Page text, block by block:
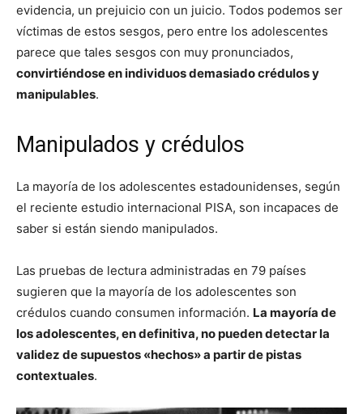
evidencia, un prejuicio con un juicio. Todos podemos ser
víctimas de estos sesgos, pero entre los adolescentes
parece que tales sesgos con muy pronunciados,
convirtiéndose en individuos demasiado crédulos y
manipulables.
Manipulados y crédulos
La mayoría de los adolescentes estadounidenses, según
el reciente estudio internacional PISA, son incapaces de
saber si están siendo manipulados.
Las pruebas de lectura administradas en 79 países
sugieren que la mayoría de los adolescentes son
crédulos cuando consumen información. La mayoría de
los adolescentes, en definitiva, no pueden detectar la
validez de supuestos «hechos» a partir de pistas
contextuales.